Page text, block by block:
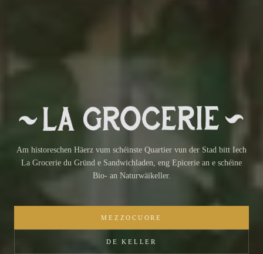
La Grocerie du Gründ — Sandwichladen, Epicerie &
Am historeschen Häerz vum schéinste Quartier vun der Stad bitt Iech
La Grocerie du Gründ e Sandwichladen, eng Epicerie an e schéine
Bio- an Naturwäikeller.
MEZZOCUORE
DE KELLER